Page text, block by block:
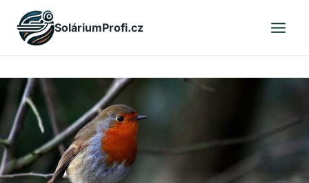
content
SoláriumProfi.cz